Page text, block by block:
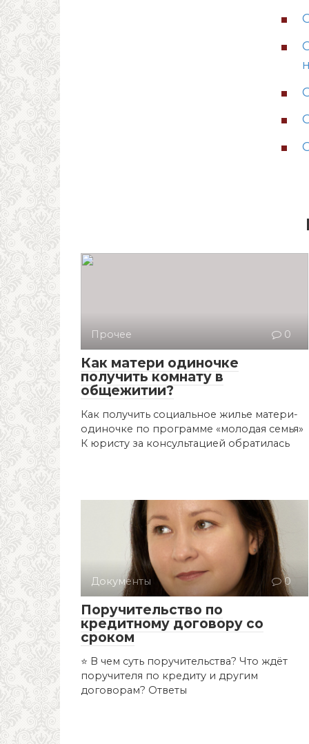
Прочее 0
Как матери одиночке
получить комнату в
общежитии?
Как получить социальное жилье матери-
одиночке по программе «молодая семья»
К юристу за консультацией обратилась
Документы 0
Поручительство по
кредитному договору со
сроком
⭐ В чем суть поручительства? Что ждёт
поручителя по кредиту и другим
договорам? Ответы